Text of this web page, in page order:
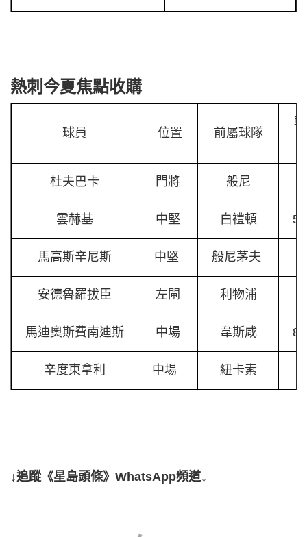
熱刺今夏焦點收購
球員 位置 前屬球隊
杜夫巴卡 門將 般尼
雲赫基 中堅 白禮頓
馬高斯辛尼斯 中堅 般尼茅夫
安德魯羅拔臣 左閘 利物浦
馬迪奧斯費南迪斯 中場 韋斯咸
辛度東拿利 中場 紐卡素
↓追蹤《星島頭條》WhatsApp頻道↓